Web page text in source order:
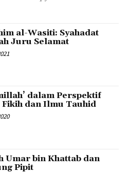
al-Wasiti: Syahadat
Juru Selamat
dalam Perspektif
dan Ilmu Tauhid
Umar bin Khattab dan
Pipit